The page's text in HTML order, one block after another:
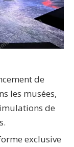
de
les musées,
de
exclusive